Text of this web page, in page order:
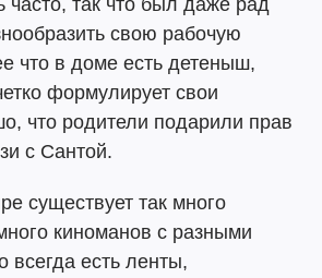
свою рабочую
что в доме есть детеныш,
формулирует свои
что родители подарили прав
с Сантой.
существует так много
киноманов с разными
всегда есть ленты,